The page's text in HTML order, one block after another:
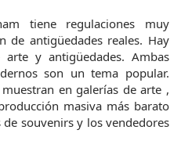
tiene regulaciones muy
de antigüedades reales. Hay
y antigüedades. Ambas
son un tema popular.
en galerías de arte ,
masiva más barato
souvenirs y los vendedores